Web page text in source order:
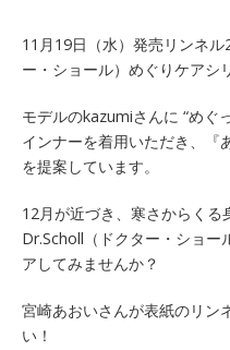
11月19日（水）発売リンネ
ー・ショール）めぐりケアシ
モデルのkazumiさんに “めぐ
インナーを着用いただき、『
を提案しています。
12月が近づき、寒さからくる
Dr.Scholl（ドクター・ショー
アしてみませんか？
宮崎あおいさんが表紙のリン
い！